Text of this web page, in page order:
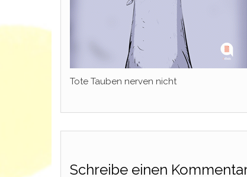
Tote Tauben nerven nicht
Schreibe einen